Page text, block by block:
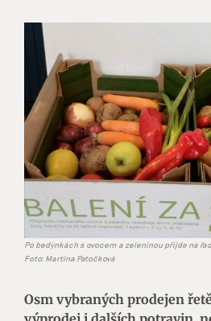
Zobrazit
větší
obrázek
Po bedýnkách s ovocem a zeleninou přijde na
Foto: Martina Patočková
Osm vybraných prodejen